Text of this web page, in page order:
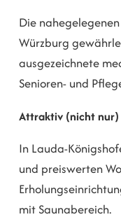
Die
Würzburg
ausgezeichnete
Senioren- und
Attraktiv (nicht
In Lauda-
und preiswerten
mit Saunabereich.